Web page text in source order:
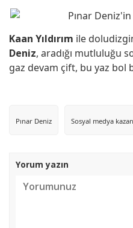
Kaan Yıldırım ile
Deniz, aradığı mutluluğu
gaz devam çift, bu yaz bol
Pınar Deniz Sosyal medya
Yorum yazın